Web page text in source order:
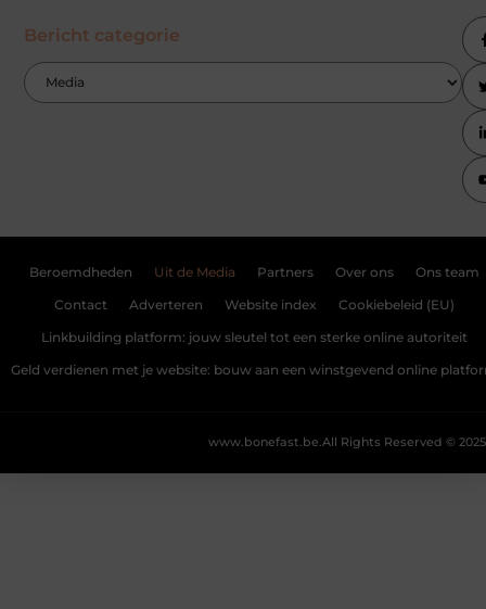
Bericht categorie
Beroemdheden Uit de Media Partners Over ons Ons team
Contact Adverteren Website index Cookiebeleid (EU)
Linkbuilding platform: jouw sleutel tot een sterke online autoriteit
Geld verdienen met je website: bouw aan een winstgevend online
All Rights Reserved © 2025
www.bonefast.be.